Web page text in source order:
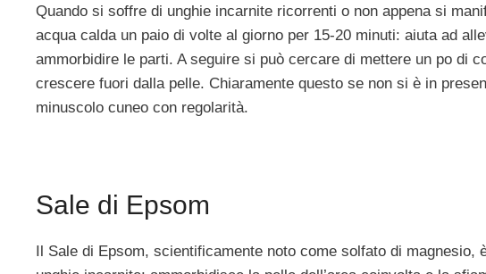
Quando si soffre di unghie incarnite ricorrenti o non appena si
acqua calda un paio di volte al giorno per 15-20 minuti: aiuta ad
ammorbidire le parti. A seguire si può cercare di mettere un po di
crescere fuori dalla pelle. Chiaramente questo se non si è in
minuscolo cuneo con regolarità.
Sale di Epsom
Il Sale di Epsom, scientificamente noto come solfato di